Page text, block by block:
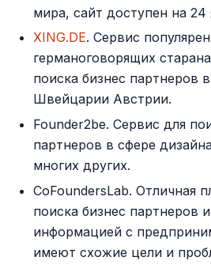
мира, сайт доступен на 24
XING.DE. Сервис
германоговорящих
поиска бизнес партнеров
Швейцарии Австрии.
Founder2be. Сервис для
партнеров в сфере
многих других.
CoFoundersLab. Отличная
поиска бизнес партнеров
информацией с
имеют схожие цели и